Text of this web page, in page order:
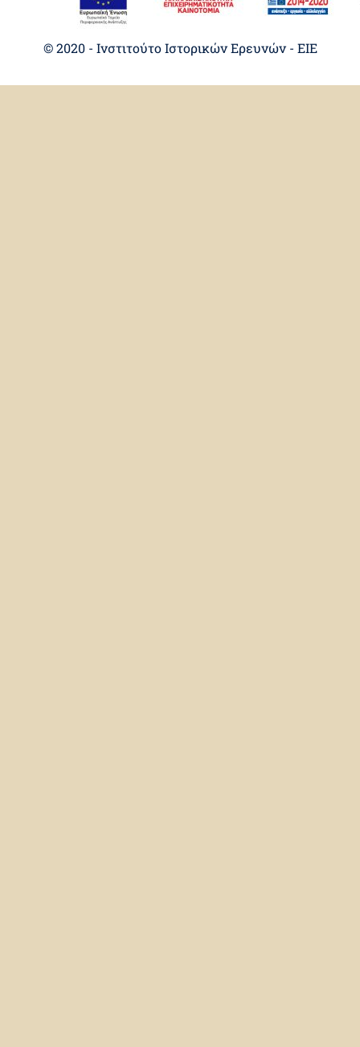
© 2020 - Ινστιτούτο Ιστορικών Ερευνών - EIE